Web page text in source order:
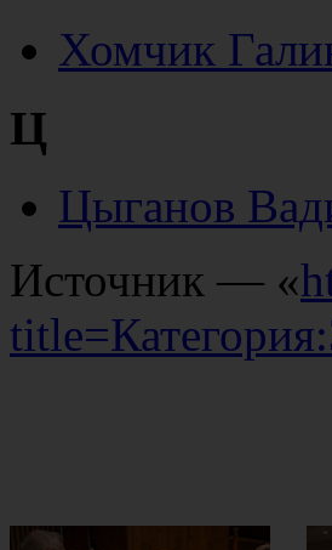
Хомчик
Ц
Цыганов
Источник — «